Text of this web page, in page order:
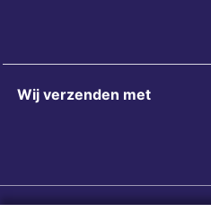
Wij verzenden met